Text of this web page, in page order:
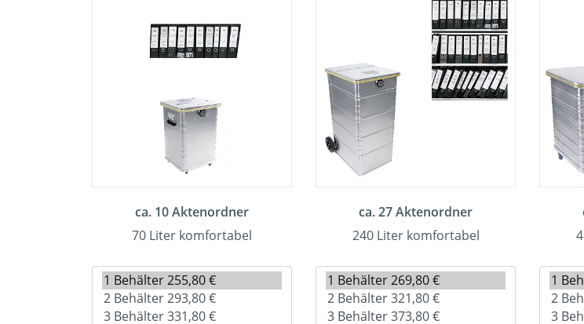
ca. 10 Aktenordner
70 Liter komfortabel
ca. 27 Aktenordner
240 Liter komfortabel